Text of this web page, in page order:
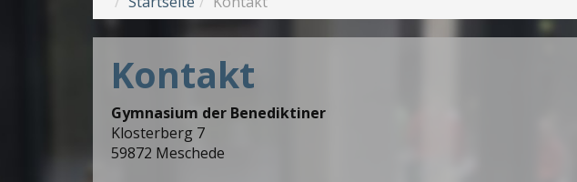
Kontakt
Gymnasium der Benediktiner
Klosterberg 7
59872 Meschede